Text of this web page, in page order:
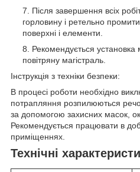
Після завершення всіх
горловину і ретельно
поверхні і елементи.
Рекомендується
повітряну магістраль.
Інструкція з техніки безпеки:
В процесі роботи необхідно
потрапляння розпилюються
за допомогою захисних масок,
Рекомендується працювати в
приміщеннях.
Технічні